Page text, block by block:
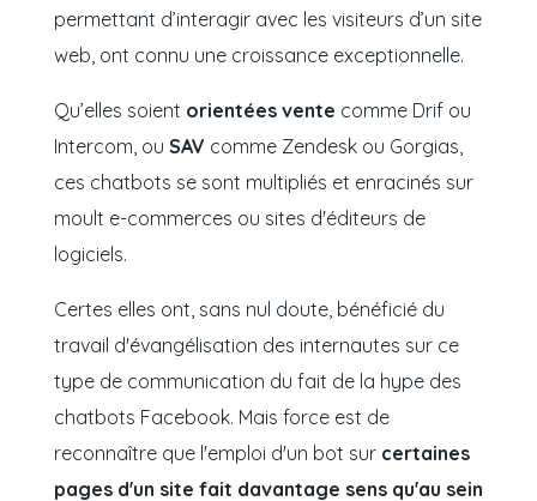
permettant d’interagir avec les visiteurs d’un site
web, ont connu une croissance exceptionnelle.
Qu’elles soient orientées vente comme Drif ou
Intercom, ou SAV comme Zendesk ou Gorgias,
ces chatbots se sont multipliés et enracinés sur
moult e-commerces ou sites d'éditeurs de
logiciels.
Certes elles ont, sans nul doute, bénéficié du
travail d'évangélisation des internautes sur ce
type de communication du fait de la hype des
chatbots Facebook. Mais force est de
reconnaître que l'emploi d'un bot sur certaines
pages d'un site fait davantage sens qu'au sein